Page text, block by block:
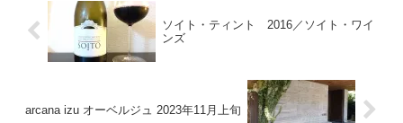
ソイト・ティント 2016／ソイト・ワイ
ンズ
arcana izu オーベルジュ 2023年11月上旬